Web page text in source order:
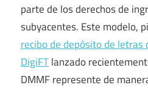
parte de los derechos de
subyacentes. Este modelo,
recibo de depósito de letras
DigiFTlanzado
DMMF represente de